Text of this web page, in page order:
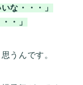
な・・・」
・」
うんです。